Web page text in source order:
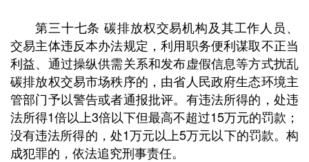
第三十七条 碳排放权交易机构及其工作人员、
交易主体违反本办法规定，利用职务便利谋取不正当
利益、通过操纵供需关系和发布虚假信息等方式扰乱
碳排放权交易市场秩序的，由省人民政府生态环境主
管部门予以警告或者通报批评。有违法所得的，处违
法所得1倍以上3倍以下但最高不超过15万元的罚款；
没有违法所得的，处1万元以上5万元以下的罚款。构
成犯罪的，依法追究刑事责任。